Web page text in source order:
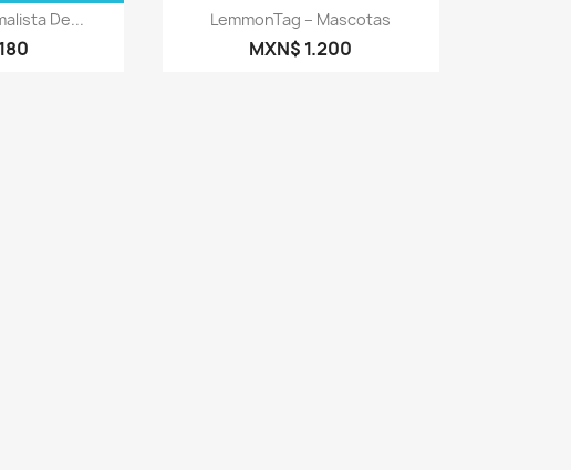
De... Vista rápida
LemmonTag – Mascotas
MXN$ 1.200